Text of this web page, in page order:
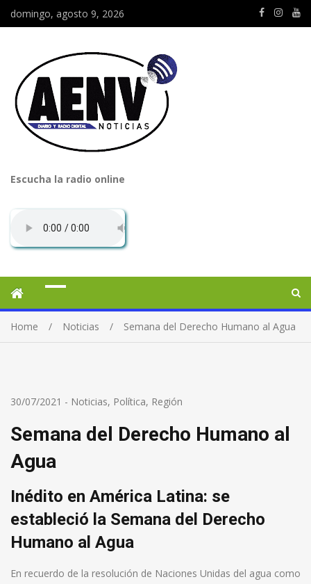
domingo, agosto 9, 2026
Escucha la radio online
Home Noticias Semana del Derecho Humano al Agua
30/07/2021 - Noticias, Política, Región
Semana del Derecho Humano al
Agua
Inédito en América Latina: se
estableció la Semana del Derecho
Humano al Agua
En recuerdo de la resolución de Naciones Unidas del agua como